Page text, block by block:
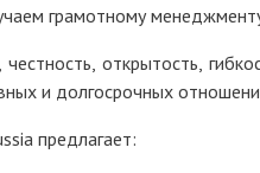
грамотному
открытость,
и долгосрочных
предлагает: